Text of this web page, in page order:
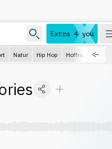
Extra 4 you
Natur Hip Hop Hoffnungsvoll